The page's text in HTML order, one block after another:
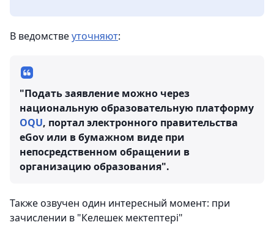
В ведомствеуточняют:
"Подать заявление можно через
национальную образовательную платформу
OQU, портал электронного правительства
eGov или в бумажном виде при
непосредственном обращении в
организацию образования".
Также озвучен один интересный момент: при
зачислении в "Келешек мектептері"